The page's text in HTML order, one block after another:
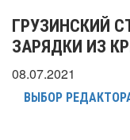
ГРУЗИНСКИЙ
ЗАРЯДКИ ИЗ
08.07.2021
ВЫБОР